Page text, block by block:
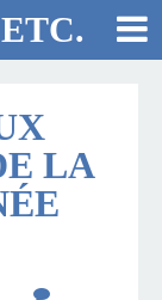
LA